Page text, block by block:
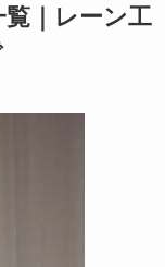
｜レーン工